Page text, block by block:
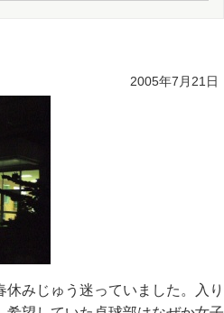
2005年7月21日
みじゅう迷っていました。入り